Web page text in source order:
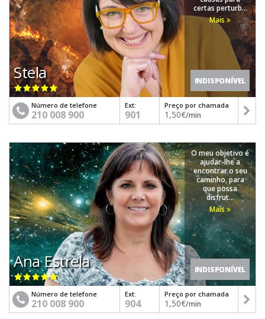
INDISPONÍVEL
Stela
certas perturb...
Mais
Número de telefone
210 008 900
Ext:
901
Preço por chamada
1,50€/min
INDISPONÍVEL
Ana Estrela
O meu objetivo é
ajudar-lhe a
encontrar o seu
caminho, para
que possa
disfrut...
Mais
Número de telefone
210 008 900
Ext:
904
Preço por chamada
1,50€/min